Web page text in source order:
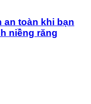
an toàn khi bạn
niềng răng